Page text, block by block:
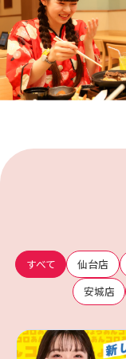
すべて 仙台店
安城店